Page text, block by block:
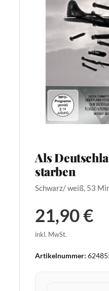
Als
starben
Schwarz/ weiß, 53
21,90 €
inkl. MwSt.
Artikelnummer: